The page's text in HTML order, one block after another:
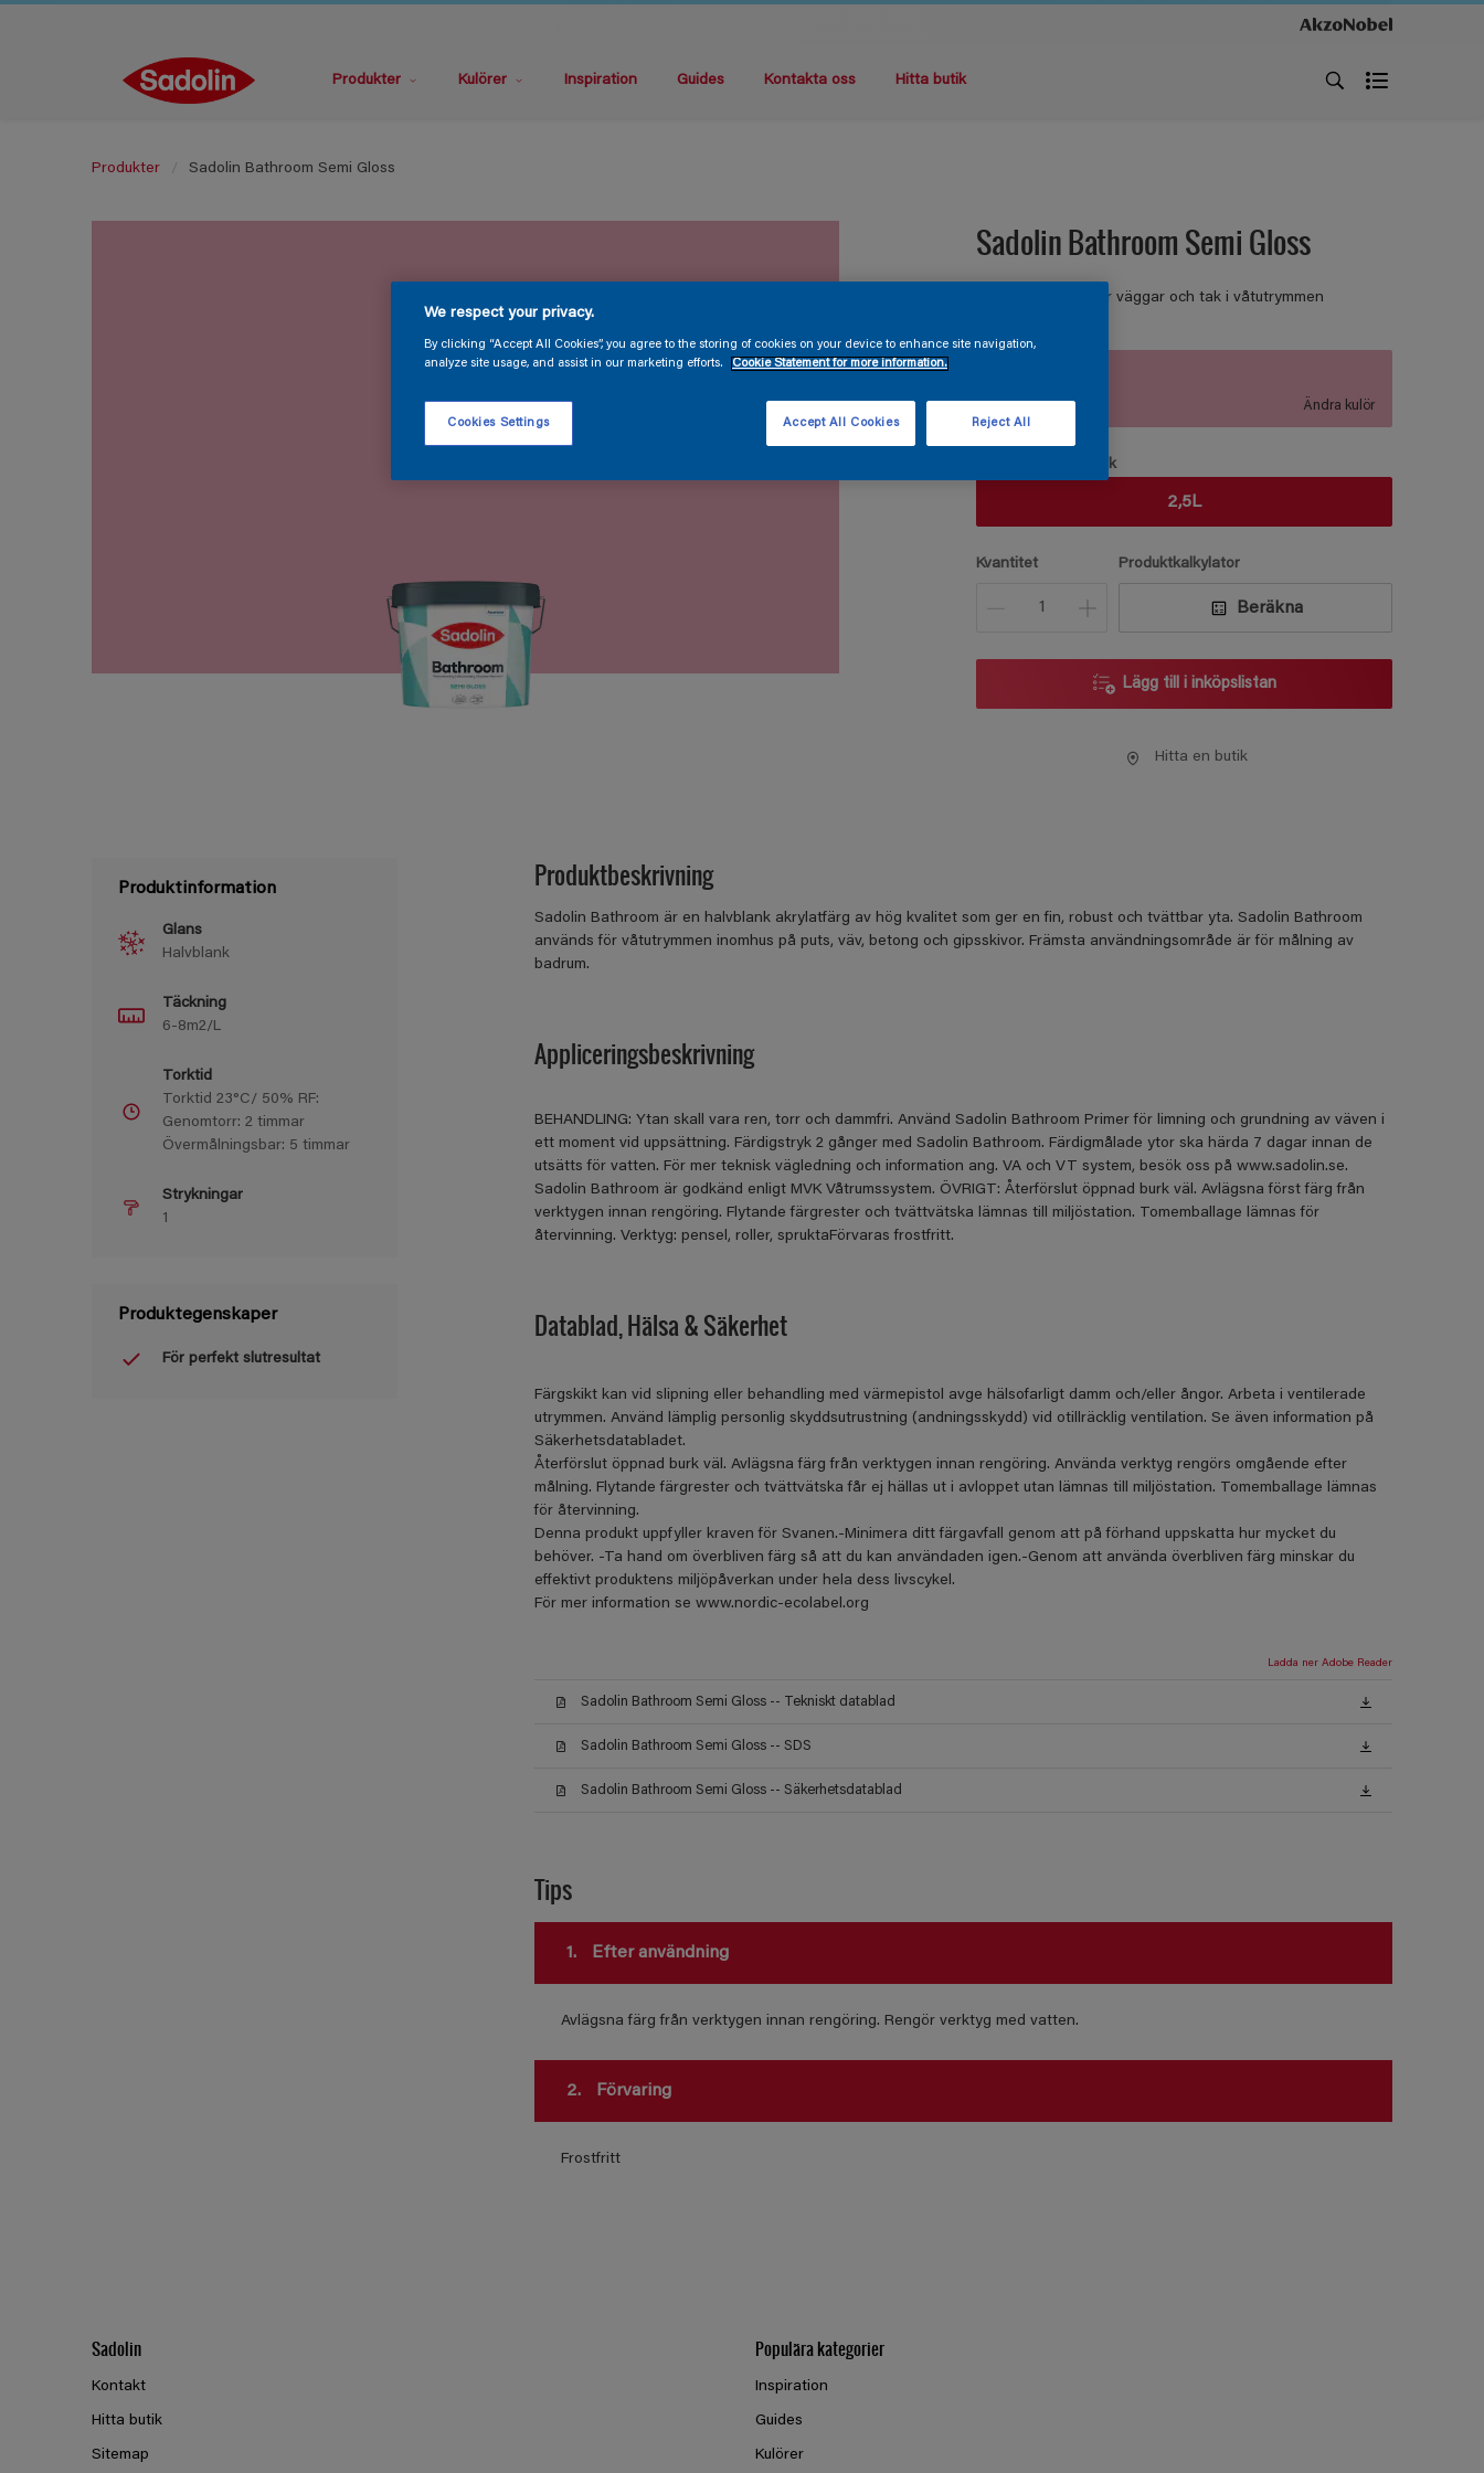
Produkter Kulörer Inspiration Guides Kontakta oss Hitta butik
Produkter Sadolin Bathroom Semi Gloss
Sadolin Bathroom Semi Gloss
VÅTRUMSFÄRG För väggar och tak i våtutrymmen
Ändra kulör
Förpackningsstorlek
2,5L
Kvantitet Produktkalkylator
Beräkna
Lägg till i inköpslistan
Hitta en butik
Produktinformation
Glans
Halvblank
Täckning
6-8m2/L
Torktid
Torktid 23°C/ 50% RF:
Genomtorr: 2 timmar
Övermålningsbar: 5 timmar
Strykningar
1
Produktegenskaper
För perfekt slutresultat
Produktbeskrivning
Sadolin Bathroom är en halvblank akrylatfärg av hög kvalitet som ger en ﬁn, robust och tvättbar yta. Sadolin Bathroom
används för våtutrymmen inomhus på puts, väv, betong och gipsskivor. Främsta användningsområde är för målning av
badrum.
Appliceringsbeskrivning
BEHANDLING: Ytan skall vara ren, torr och dammfri. Använd Sadolin Bathroom Primer för limning och grundning av väven i
ett moment vid uppsättning. Färdigstryk 2 gånger med Sadolin Bathroom. Färdigmålade ytor ska härda 7 dagar innan de
utsätts för vatten. För mer teknisk vägledning och information ang. VA och VT system, besök oss på www.sadolin.se.
Sadolin Bathroom är godkänd enligt MVK Våtrumssystem. ÖVRIGT: Återförslut öppnad burk väl. Avlägsna först färg från
verktygen innan rengöring. Flytande färgrester och tvättvätska lämnas till miljöstation. Tomemballage lämnas för
återvinning. Verktyg: pensel, roller, spruktaFörvaras frostfritt.
Datablad, Hälsa & Säkerhet
Färgskikt kan vid slipning eller behandling med värmepistol avge hälsofarligt damm och/eller ångor. Arbeta i ventilerade
utrymmen. Använd lämplig personlig skyddsutrustning (andningsskydd) vid otillräcklig ventilation. Se även information på
Säkerhetsdatabladet.
Återförslut öppnad burk väl. Avlägsna färg från verktygen innan rengöring. Använda verktyg rengörs omgående efter
målning. Flytande färgrester och tvättvätska får ej hällas ut i avloppet utan lämnas till miljöstation. Tomemballage lämnas
för återvinning.
Denna produkt uppfyller kraven för Svanen.-Minimera ditt färgavfall genom att på förhand uppskatta hur mycket du
behöver. -Ta hand om överbliven färg så att du kan användaden igen.-Genom att använda överbliven färg minskar du
effektivt produktens miljöpåverkan under hela dess livscykel.
För mer information se www.nordic-ecolabel.org
Ladda ner Adobe Reader
Sadolin Bathroom Semi Gloss -- Tekniskt datablad
Sadolin Bathroom Semi Gloss -- SDS
Sadolin Bathroom Semi Gloss -- Säkerhetsdatablad
Tips
1. Efter användning
Avlägsna färg från verktygen innan rengöring. Rengör verktyg med vatten.
2. Förvaring
Frostfritt
Sadolin
Kontakt
Hitta butik
Sitemap
Populära kategorier
Inspiration
Guides
Kulörer
We respect your privacy.
By clicking “Accept All Cookies”, you agree to the storing of cookies on your device to enhance site navigation,
analyze site usage, and assist in our marketing efforts.
Cookie Statement for more information.
Reject All
Accept All Cookies
Cookies Settings